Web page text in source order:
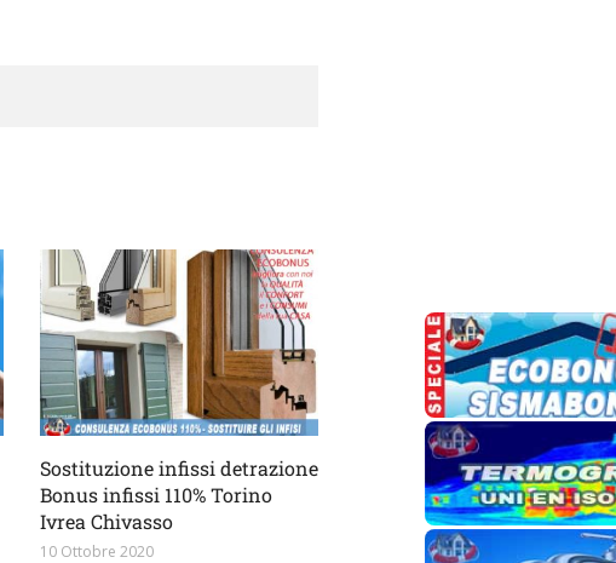
Sostituzione infissi detrazione
Bonus infissi 110% Torino
Ivrea Chivasso
10 Ottobre 2020